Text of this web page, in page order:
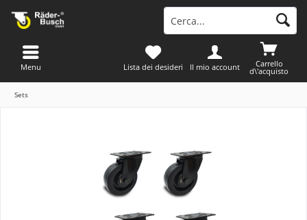
Carrello
d\'acquisto
Lista dei desideri Il mio account
Menu
Sets